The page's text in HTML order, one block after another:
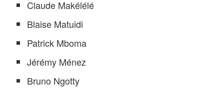
Claude Makélélé
Blaise Matuidi
Patrick Mboma
Jérémy Ménez
Bruno Ngotty